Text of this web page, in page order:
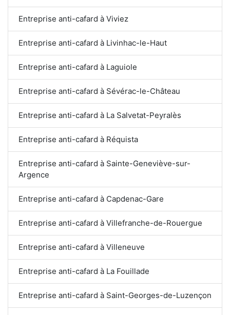
Entreprise anti-cafard à Viviez
Entreprise anti-cafard à Livinhac-le-Haut
Entreprise anti-cafard à Laguiole
Entreprise anti-cafard à Sévérac-le-Château
Entreprise anti-cafard à La Salvetat-Peyralès
Entreprise anti-cafard à Réquista
Entreprise anti-cafard à Sainte-Geneviève-sur-
Argence
Entreprise anti-cafard à Capdenac-Gare
Entreprise anti-cafard à Villefranche-de-Rouergue
Entreprise anti-cafard à Villeneuve
Entreprise anti-cafard à La Fouillade
Entreprise anti-cafard à Saint-Georges-de-Luzençon